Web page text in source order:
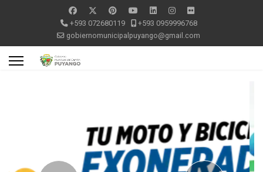
+593 072680119
+593 0959996768
gobiernomunicipalpuyango@gmail.com